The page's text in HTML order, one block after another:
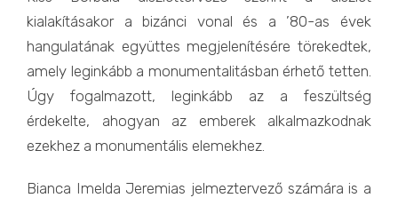
kialakításakor a bizánci vonal és a ’80-as évek
hangulatának együttes megjelenítésére törekedtek,
amely leginkább a monumentalitásban érhető tetten.
Úgy fogalmazott, leginkább az a feszültség
érdekelte, ahogyan az emberek alkalmazkodnak
ezekhez a monumentális elemekhez.
Bianca Imelda Jeremias jelmeztervező számára is a